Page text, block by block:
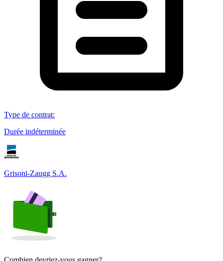
Type de contrat:
Durée indéterminée
Grisoni-Zaugg S.A.